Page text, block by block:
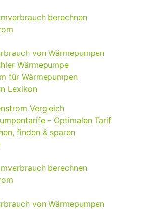
berechnen
von Wärmepumpen
Wärmepumpe
für Wärmepumpen
Lexikon
Vergleich
– Optimalen Tarif
finden & sparen
berechnen
von Wärmepumpen